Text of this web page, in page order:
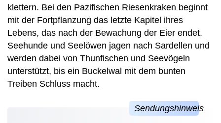
klettern. Bei den Pazifischen Riesenkraken beginnt
mit der Fortpflanzung das letzte Kapitel ihres
Lebens, das nach der Bewachung der Eier endet.
Seehunde und Seelöwen jagen nach Sardellen und
werden dabei von Thunfischen und Seevögeln
unterstützt, bis ein Buckelwal mit dem bunten
Treiben Schluss macht.